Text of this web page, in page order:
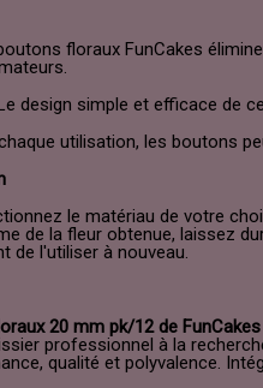
floraux FunCakes
design simple et efficace de
utilisation, les boutons
le matériau de votre
de la fleur obtenue, laissez
de l'utiliser à nouveau.
20 mm pk/12 de FunCakes
professionnel à la
qualité et polyvalence.